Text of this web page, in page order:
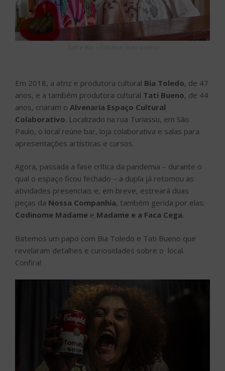
Em 2018, a atriz e produtora cultural Bia Toledo, de 47
anos, e a também produtora cultural Tati Bueno, de 44
anos, criaram o Alvenaria Espaço Cultural
Colaborativo. Localizado na rua Turiassu, em São
Paulo, o local reúne bar, loja colaborativa e salas para
apresentações artísticas e cursos.
Agora, passada a fase crítica da pandemia – durante o
qual o espaço ficou fechado – a dupla já retomou as
atividades presenciais e, em breve, estreará duas
peças da Nossa Companhia, também gerida por elas:
Codinome Madame e Madame e a Faca Cega.
Batemos um papo com Bia Toledo e Tati Bueno que
revelaram detalhes e curiosidades sobre o local.
Confira!